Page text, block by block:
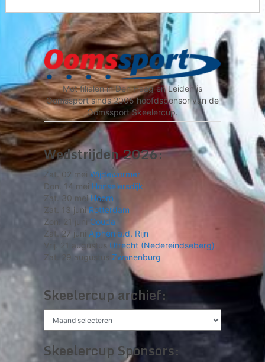
Met filialen in Den Haag en Leiden is
Oomssport sinds 2005 hoofdsponsor van de
Oomssport Skeelercup.
Wedstrijden 2026:
Zat. 02 mei Wijdewormer
Don. 14 mei Honselersdijk
Zat. 30 mei Hoorn
Zat. 13 juni Rotterdam
Zon. 21 juni Gouda
Zat. 27 juni Alphen a.d. Rijn
Vrij. 21 augustus Utrecht (Nedereindseberg)
Zat. 29 augustus Zwanenburg
Skeelercup archief:
archief:
Skeelercup Sponsors: